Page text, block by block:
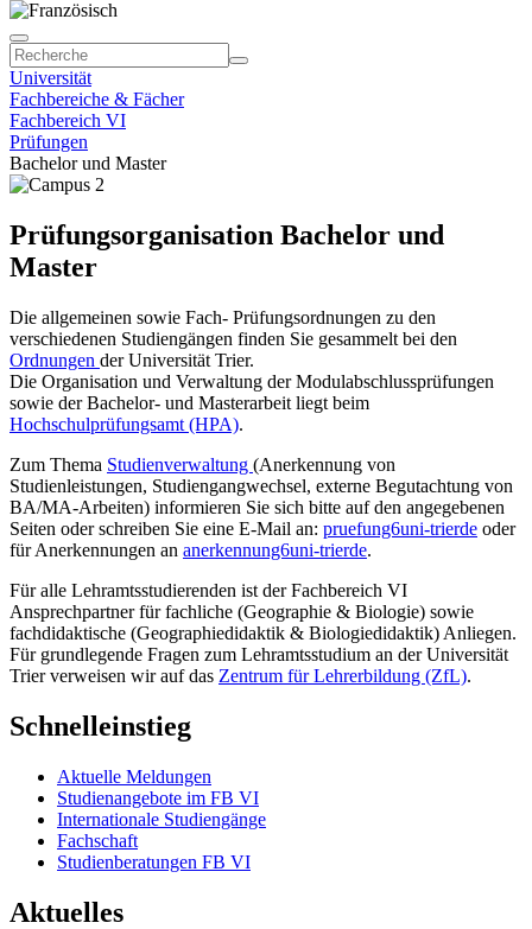
Universität
Fachbereiche & Fächer
Fachbereich VI
Prüfungen
Bachelor und Master
Prüfungsorganisation Bachelor und
Master
Die allgemeinen sowie Fach- Prüfungsordnungen zu den
verschiedenen Studiengängen finden Sie gesammelt bei den
Ordnungen der Universität Trier.
Die Organisation und Verwaltung der Modulabschlussprüfungen
sowie der Bachelor- und Masterarbeit liegt beim
Hochschulprüfungsamt (HPA).
Zum Thema Studienverwaltung (Anerkennung von
Studienleistungen, Studiengangwechsel, externe Begutachtung von
BA/MA-Arbeiten) informieren Sie sich bitte auf den angegebenen
Seiten oder schreiben Sie eine E-Mail an: pruefung6uni-trierde oder
für Anerkennungen an anerkennung6uni-trierde.
Für alle Lehramtsstudierenden ist der Fachbereich VI
Ansprechpartner für fachliche (Geographie & Biologie) sowie
fachdidaktische (Geographiedidaktik & Biologiedidaktik) Anliegen.
Für grundlegende Fragen zum Lehramtsstudium an der Universität
Trier verweisen wir auf das Zentrum für Lehrerbildung (ZfL).
Schnelleinstieg
Aktuelle Meldungen
Studienangebote im FB VI
Internationale Studiengänge
Fachschaft
Studienberatungen FB VI
Aktuelles